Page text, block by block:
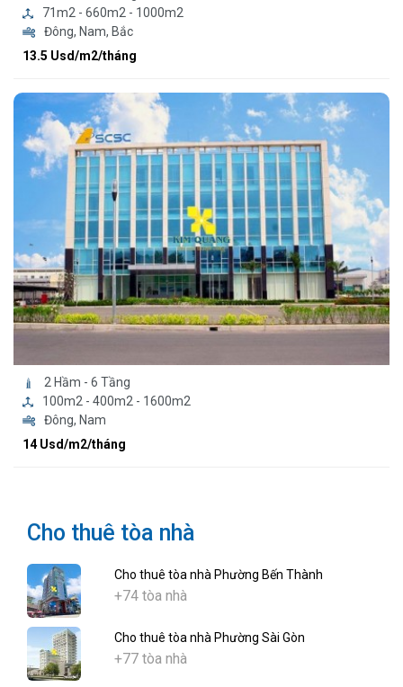
71m2 - 660m2 - 1000m2
Đông, Nam, Bắc
13.5 Usd/m2/tháng
2 Hầm - 6 Tầng
100m2 - 400m2 - 1600m2
Đông, Nam
14 Usd/m2/tháng
Cho thuê tòa nhà
Cho thuê tòa nhà Phường Bến Thành
+74 tòa nhà
Cho thuê tòa nhà Phường Sài Gòn
+77 tòa nhà